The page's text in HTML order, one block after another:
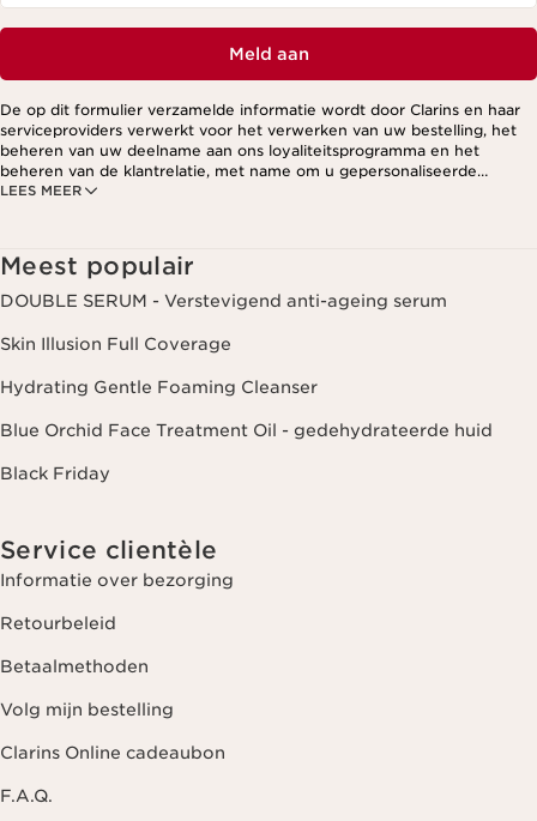
Meld aan
LEES MEER
De op dit formulier verzamelde informatie wordt door Clarins en haar
serviceproviders verwerkt voor het verwerken van uw bestelling, het
beheren van uw deelname aan ons loyaliteitsprogramma en het
beheren van de klantrelatie, met name om u gepersonaliseerde
aanbiedingen te kunnen sturen op basis van uw eerdere aankopen en
Meest populair
DOUBLE SERUM - Verstevigend anti-ageing serum
Skin Illusion Full Coverage
Hydrating Gentle Foaming Cleanser
Blue Orchid Face Treatment Oil - gedehydrateerde huid
Black Friday
Service clientèle
Informatie over bezorging
Retourbeleid
Betaalmethoden
Volg mijn bestelling
Clarins Online cadeaubon
F.A.Q.